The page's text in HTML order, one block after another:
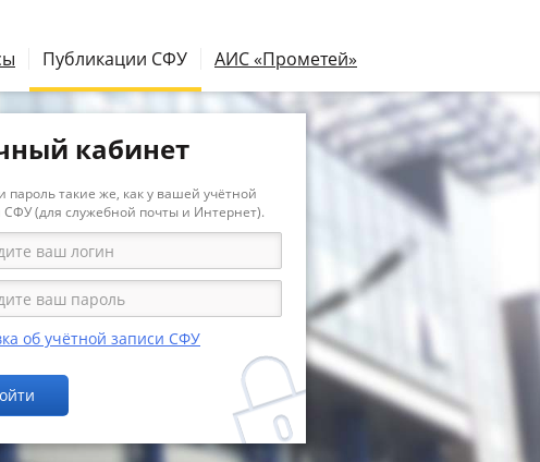
Публикации СФУ АИС «Прометей»
кабинет
пароль такие же, как у вашей учётной
СФУ (для служебной почты и Интернет).
об учётной записи СФУ